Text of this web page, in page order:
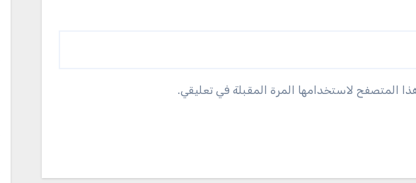
المتصفح لاستخدامها المرة المقبلة في تعليقي.